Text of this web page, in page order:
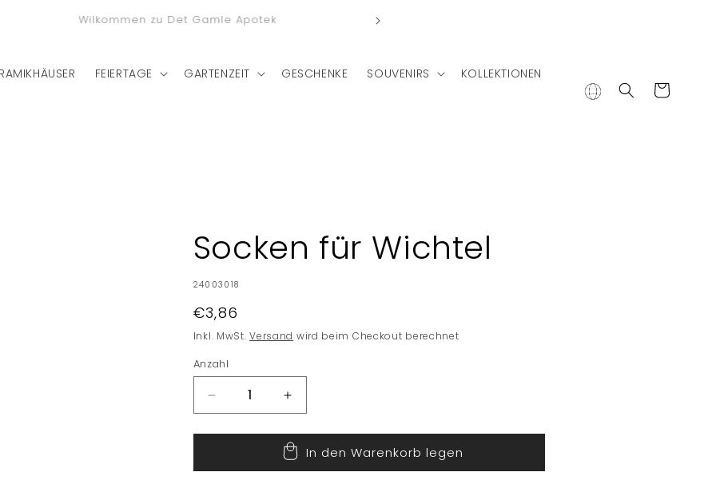
Lieferung nach Deutschland bei einem Bestellwert
von €75
FEIERTAGE GARTENZEIT GESCHENKE SOUVENIRS KOLLEKTIONEN
Warenkorb
Socken für Wichtel
SKU:
24003018
Normaler
Preis
€3,86
Inkl. MwSt.Versand wird beim Checkout berechnet
Anzahl
Verringere
die
Menge
Socken
Erhöhe
die
Menge
für
Socken
In den Warenkorb legen